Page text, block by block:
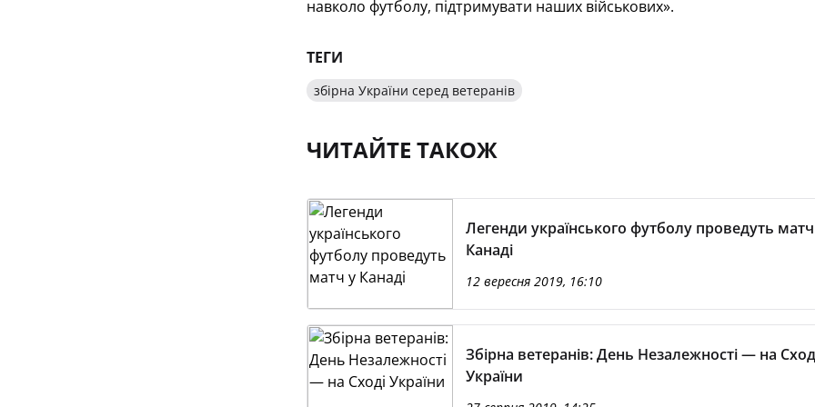
навколо футболу, підтримувати наших військових».
ТЕГИ
збірна України серед ветеранів
ЧИТАЙТЕ ТАКОЖ
Легенди українського футболу проведуть
Канаді
12 вересня 2019, 16:10
Збірна ветеранів: День Незалежності — на
України